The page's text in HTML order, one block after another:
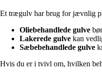
Et trægulv har brug for jævnlig
Oliebehandlede gulve
Lakerede gulve kan
Sæbebehandlede gulve
Hvis du er i tvivl om, hvilken